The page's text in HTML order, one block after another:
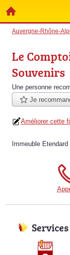
Auvergne-Rhône-
Le
Souvenirs
Une personne
Je
Améliorer cette
Immeuble
Services